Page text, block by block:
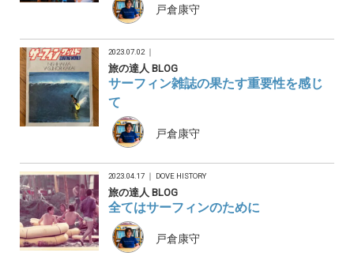
戸倉康守
2023.07.02 ｜
旅の達人 BLOG
サーフィン雑誌の果たす重要性を感じ
て
戸倉康守
2023.04.17 ｜ DOVE HISTORY
旅の達人 BLOG
全てはサーフィンのために
戸倉康守